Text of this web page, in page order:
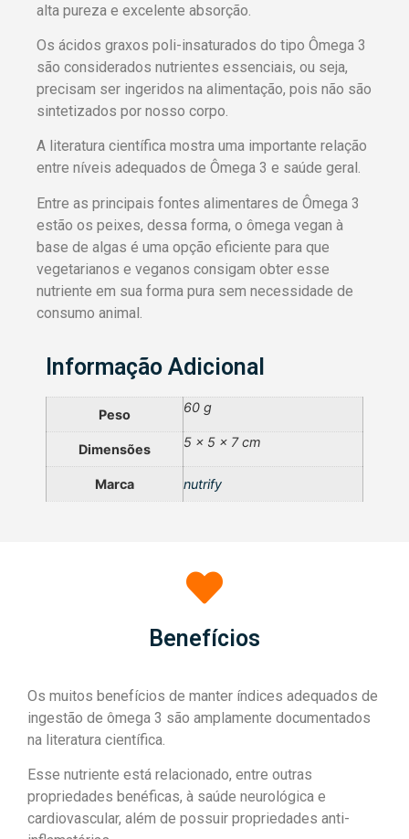
alta pureza e excelente absorção.
Os ácidos graxos poli-insaturados do tipo Ômega 3
são considerados nutrientes essenciais, ou seja,
precisam ser ingeridos na alimentação, pois não são
sintetizados por nosso corpo.
A literatura científica mostra uma importante relação
entre níveis adequados de Ômega 3 e saúde geral.
Entre as principais fontes alimentares de Ômega 3
estão os peixes, dessa forma, o ômega vegan à
base de algas é uma opção eficiente para que
vegetarianos e veganos consigam obter esse
nutriente em sua forma pura sem necessidade de
consumo animal.
Informação Adicional
Peso 60 g
Dimensões 5 × 5 × 7 cm
Marca nutrify
Benefícios
Os muitos benefícios de manter índices adequados de
ingestão de ômega 3 são amplamente documentados
na literatura científica.
Esse nutriente está relacionado, entre outras
propriedades benéficas, à saúde neurológica e
cardiovascular, além de possuir propriedades anti-